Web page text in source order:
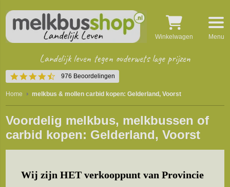
4.5
star
rating
976 Beoordelingen
Landelijk leven tegen ouderwets lage prijzen
Winkelwagen Menu
Home melkbus & mollen carbid kopen: Gelderland, Voorst
Voordelig melkbus, melkbussen of
carbid kopen: Gelderland, Voorst
Wij zijn HET verkooppunt van Provincie